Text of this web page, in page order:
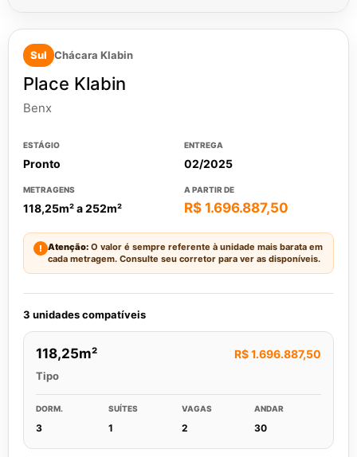
Sul Chácara Klabin
Place Klabin
Benx
ESTÁGIO
Pronto
ENTREGA
02/2025
METRAGENS
118,25m² a 252m²
A PARTIR DE
R$ 1.696.887,50
! Atenção: O valor é sempre referente à unidade mais barata em
cada metragem. Consulte seu corretor para ver as disponíveis.
3 unidades compatíveis
118,25m² R$ 1.696.887,50
Tipo
DORM.
3
SUÍTES
1
VAGAS
2
ANDAR
30